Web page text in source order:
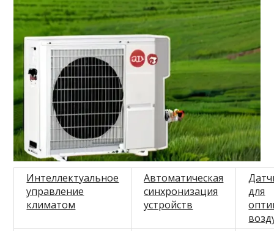
Интеллектуальное
управление
климатом
Автоматическая
синхронизация
устройств
для